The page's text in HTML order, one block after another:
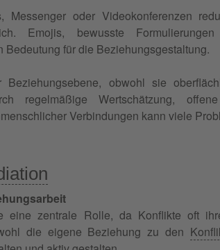
Messenger oder Videokonferenzen
Emojis, bewusste
für die Beziehungsgestaltung.
obwohl sie
regelmäßige Wertschätzung,
Verbindungen kann viele
eine zentrale Rolle, da Konflikte oft
die eigene Beziehung zu den